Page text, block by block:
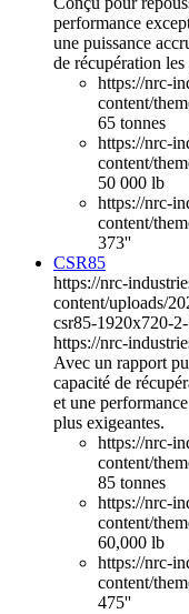
performance
une puissance
de récupération
https://nrc-
content/
65 tonnes
https://nrc-
content/
50 000 lb
https://nrc-
content/
373''
CSR85
https://nrc-
content/uploads/
csr85-1920x720-
https://nrc-
Avec un rapport
capacité de
et une
plus exigeantes.
https://nrc-
content/
85 tonnes
https://nrc-
content/
60,000 lb
https://nrc-
content/
475''